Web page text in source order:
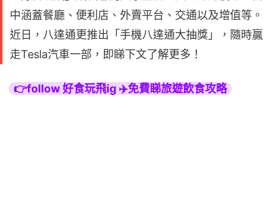
中涵蓋餐廳、便利店、外賣平台、交通以及增值等。
近日，八達通更推出「手機八達通大抽獎」，隨時贏
走Tesla汽車一部，即睇下文了解更多！
👉follow 好食玩飛ig ✈️免費睇旅遊飲食攻略